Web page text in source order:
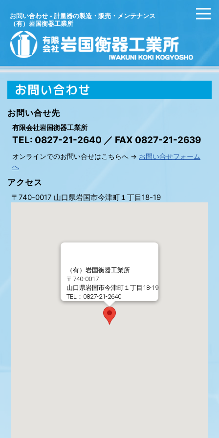
お問い合わせ - 計量器の製造・販売・メンテナンス
（有）岩国衡器工業所
お問い合わせ
お問い合せ先
有限会社岩国衡器工業所
TEL: 0827-21-2640 ／ FAX 0827-21-2639
オンラインでのお問い合せはこちらへ → お問い合せフォーム
へ
アクセス
〒740-0017 山口県岩国市今津町１丁目18-19
（有）岩国衡器工業所
〒740-0017
山口県岩国市今津町１丁目18-19
TEL：0827-21-2640